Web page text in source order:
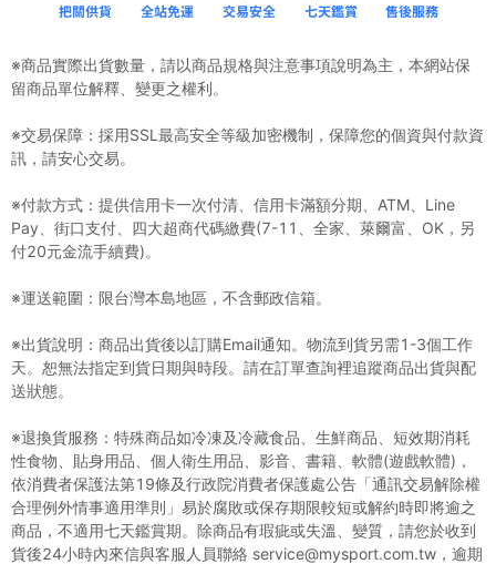
※商品實際出貨數量，請以商品規格與注意事項說明為主，本網站保
留商品單位解釋、變更之權利。
※交易保障：採用SSL最高安全等級加密機制，保障您的個資與付款資
訊，請安心交易。
※付款方式：提供信用卡一次付清、信用卡滿額分期、ATM、Line
Pay、街口支付、四大超商代碼繳費(7-11、全家、萊爾富、OK，另
付20元金流手續費)。
※運送範圍：限台灣本島地區，不含郵政信箱。
※出貨說明：商品出貨後以訂購Email通知。物流到貨另需1-3個工作
天。恕無法指定到貨日期與時段。請在訂單查詢裡追蹤商品出貨與配
送狀態。
※退換貨服務：特殊商品如冷凍及冷藏食品、生鮮商品、短效期消耗
性食物、貼身用品、個人衛生用品、影音、書籍、軟體(遊戲軟體)，
依消費者保護法第19條及行政院消費者保護處公告「通訊交易解除權
合理例外情事適用準則」易於腐敗或保存期限較短或解約時即將逾之
商品，不適用七天鑑賞期。除商品有瑕疵或失溫、變質，請您於收到
貨後24小時內來信與客服人員聯絡 service@mysport.com.tw，逾期